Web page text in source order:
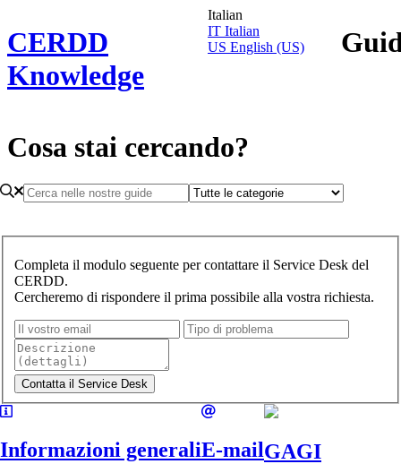
CERDD
Knowledge
Italian
IT Italian
US English (US)
Cosa stai cercando?
Completa il modulo seguente per contattare il Service Desk del
CERDD.
Cercheremo di rispondere il prima possibile alla vostra richiesta.
Informazioni generaliE-mailGAGI